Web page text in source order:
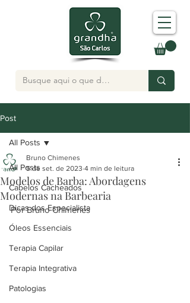
Post
All Posts
Cabelos Cacheados
Dicas dos Especialista
Óleos Essenciais
Terapia Capilar
Terapia Integrativa
Patologias
All Posts
Modelos de Barba: Abordagens
Modernas na Barbearia
Bruno Chimenes
5 de set. de 2023 4 min de leitura
Por Bruno Chimenes